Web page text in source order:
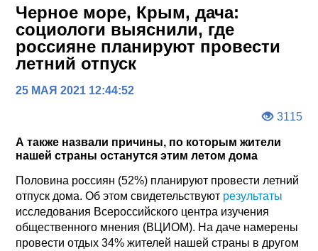
Черное море, Крым, дача:
социологи выяснили, где
россияне планируют провести
летний отпуск
25 МАЯ 2021 12:44:52
3115
А также назвали причины, по которым жители
нашей страны останутся этим летом дома
Половина россиян (52%) планируют провести летний
отпуск дома. Об этом свидетельствуют результаты
исследования Всероссийского центра изучения
общественного мнения (ВЦИОМ). На даче намерены
провести отдых 34% жителей нашей страны в другом